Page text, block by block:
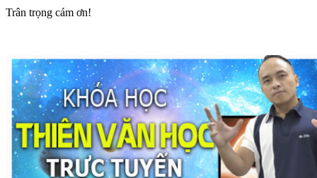
Trân trọng cám ơn!